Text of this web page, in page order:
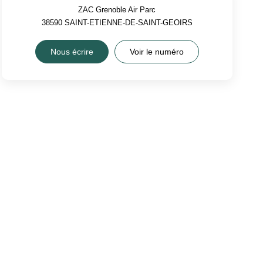
ZAC Grenoble Air Parc
38590 SAINT-ETIENNE-DE-SAINT-GEOIRS
Nous écrire Voir le numéro